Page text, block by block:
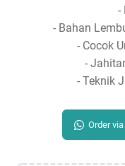
-
- Bahan
- Cocok
-
- Teknik
Order